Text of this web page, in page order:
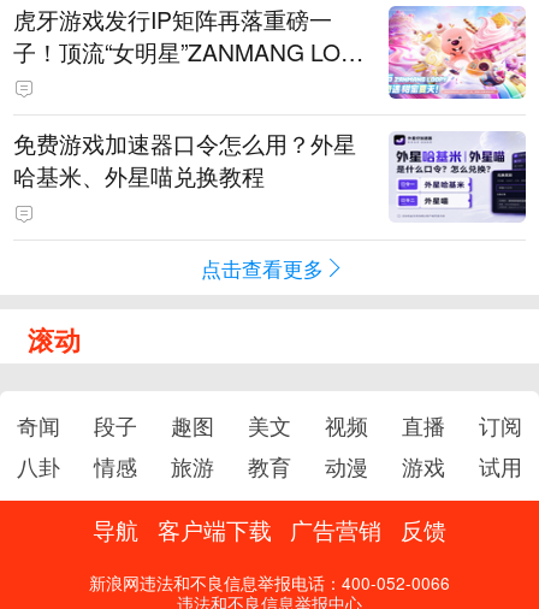
虎牙游戏发行IP矩阵再落重磅一
子！顶流“女明星”ZANMANG LOO
PY 正版3D消除手游《消消奇遇》
惊喜曝光
免费游戏加速器口令怎么用？外星
哈基米、外星喵兑换教程
点击查看更多
滚动
奇闻 段子 趣图 美文 视频 直播
订阅
八卦
情感 旅游 教育 动漫 游戏 试用
导航 客户端下载 广告营销 反馈
新浪网违法和不良信息举报电话：400-052-0066
违法和不良信息举报中心